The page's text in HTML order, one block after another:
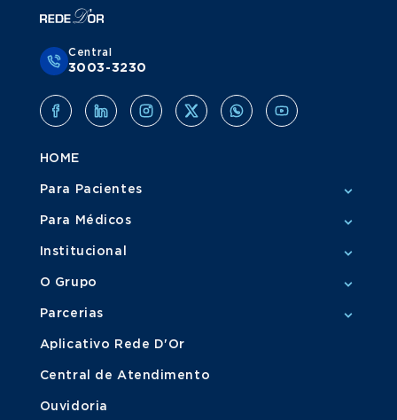
Central
3003-3230
HOME
Para Pacientes
Para Médicos
Institucional
O Grupo
Parcerias
Aplicativo Rede D'Or
Central de Atendimento
Ouvidoria